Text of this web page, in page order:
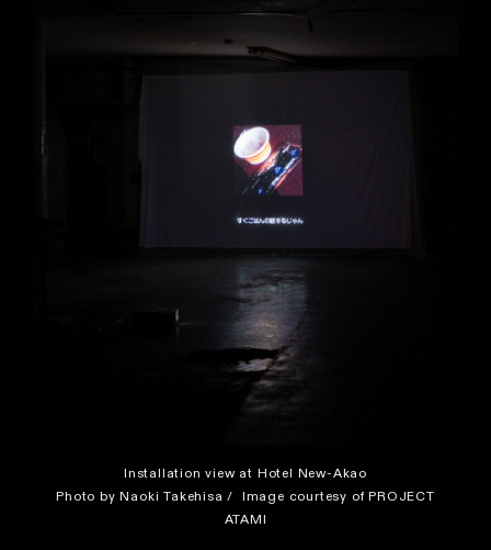
Installation view at Hotel New-Akao
Photo by Naoki Takehisa / Image courtesy of PROJECT
ATAMI